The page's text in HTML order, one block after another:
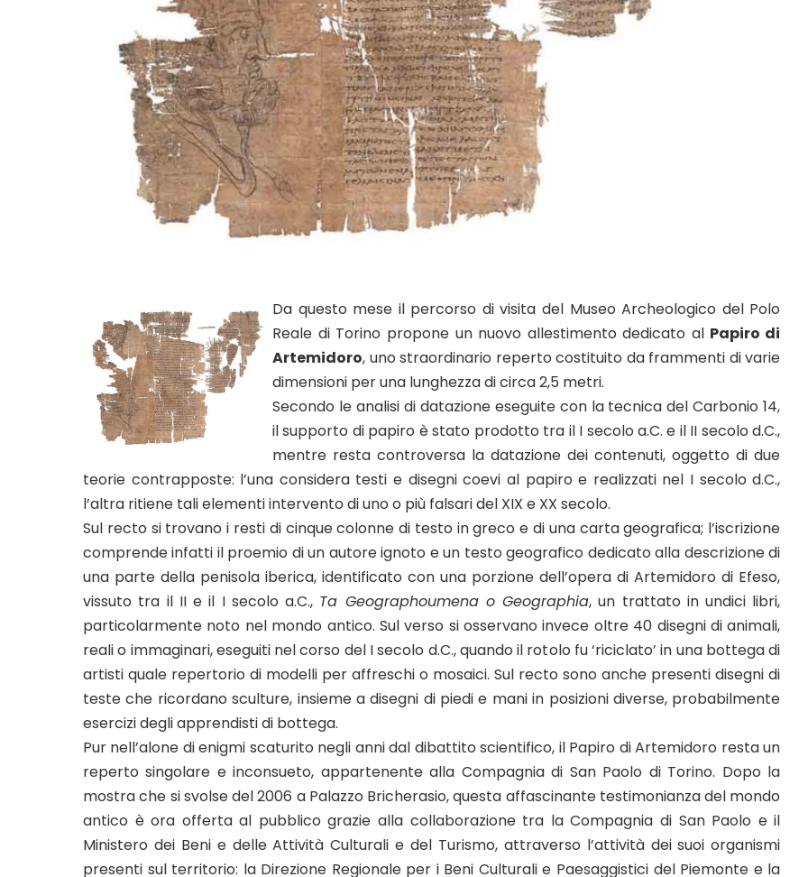
Da questo mese il percorso di visita del Museo Archeologico del Polo
Reale di Torino propone un nuovo allestimento dedicato al Papiro di
Artemidoro, uno straordinario reperto costituito da frammenti di varie
dimensioni per una lunghezza di circa 2,5 metri.
Secondo le analisi di datazione eseguite con la tecnica del Carbonio 14,
il supporto di papiro è stato prodotto tra il I secolo a.C. e il II secolo d.C.,
mentre resta controversa la datazione dei contenuti, oggetto di due
teorie contrapposte: l’una considera testi e disegni coevi al papiro e realizzati nel I secolo d.C.,
l’altra ritiene tali elementi intervento di uno o più falsari del XIX e XX secolo.
Sul recto si trovano i resti di cinque colonne di testo in greco e di una carta geografica; l’iscrizione
comprende infatti il proemio di un autore ignoto e un testo geografico dedicato alla descrizione di
una parte della penisola iberica, identificato con una porzione dell’opera di Artemidoro di Efeso,
vissuto tra il II e il I secolo a.C., Ta Geographoumena o Geographia, un trattato in undici libri,
particolarmente noto nel mondo antico. Sul verso si osservano invece oltre 40 disegni di animali,
reali o immaginari, eseguiti nel corso del I secolo d.C., quando il rotolo fu ‘riciclato’ in una bottega di
artisti quale repertorio di modelli per affreschi o mosaici. Sul recto sono anche presenti disegni di
teste che ricordano sculture, insieme a disegni di piedi e mani in posizioni diverse, probabilmente
esercizi degli apprendisti di bottega.
Pur nell’alone di enigmi scaturito negli anni dal dibattito scientifico, il Papiro di Artemidoro resta un
reperto singolare e inconsueto, appartenente alla Compagnia di San Paolo di Torino. Dopo la
mostra che si svolse del 2006 a Palazzo Bricherasio, questa affascinante testimonianza del mondo
antico è ora offerta al pubblico grazie alla collaborazione tra la Compagnia di San Paolo e il
Ministero dei Beni e delle Attività Culturali e del Turismo, attraverso l’attività dei suoi organismi
presenti sul territorio: la Direzione Regionale per i Beni Culturali e Paesaggistici del Piemonte e la